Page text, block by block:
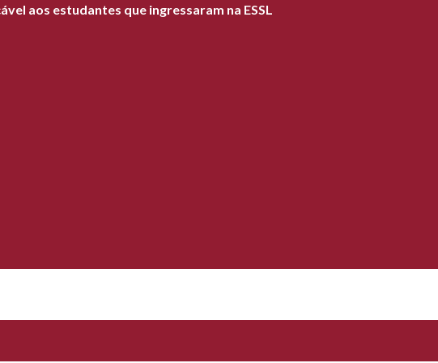
aos estudantes que ingressaram na ESSL